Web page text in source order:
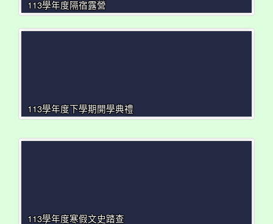
113學年度隔宿露營
113學年度下學期開學典禮
113學年度寒假文史踏查